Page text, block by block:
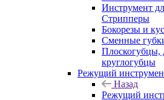
Инструмент
Стрипперы
Бокорезы и
Сменные
Плоскогубцы,
круглогубцы
Режущий
Назад
Режущий